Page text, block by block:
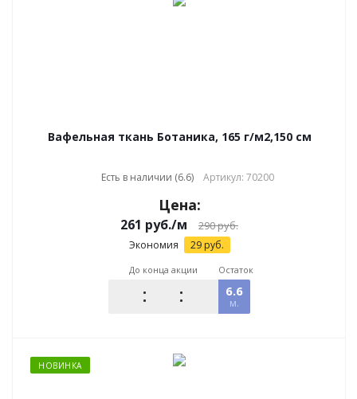
Вафельная ткань Ботаника, 165 г/м2,150 см
Есть в наличии (6.6) Артикул: 70200
Цена:
261 руб./м 290руб.
Экономия 29руб.
До конца акции Остаток
6.6
м.
НОВИНКА